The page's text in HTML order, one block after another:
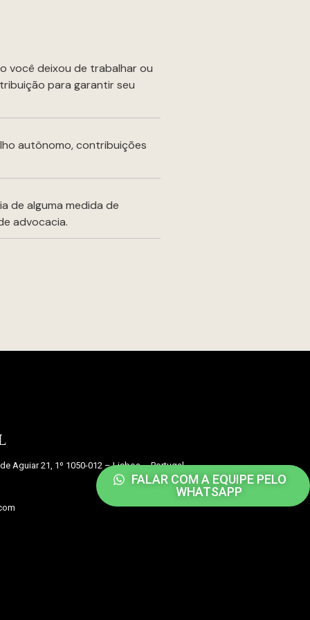
você deixou de trabalhar ou
para garantir seu
autônomo, contribuições
de alguma medida de
advocacia.
Aguiar 21, 1º 1050-012 – Lisboa – Portugal
FALAR COM A EQUIPE PELO
WHATSAPP